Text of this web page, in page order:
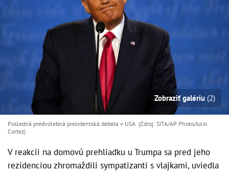
Zobraziť galériu (2)
Posledná predvolebná prezidentská debata v USA (Zdroj: SITA/AP Photo/Julio
Cortez)
V reakcii na domovú prehliadku u Trumpa sa pred jeho
rezidenciou zhromaždili sympatizanti s vlajkami, uviedla